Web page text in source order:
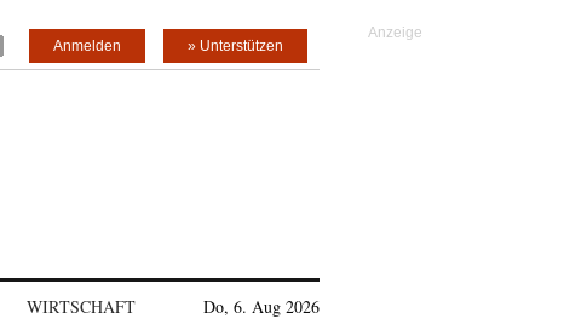
» Unterstützen
Anmelden
WIRTSCHAFT Do, 6. Aug 2026